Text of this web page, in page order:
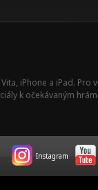
iPhone a iPad.
k očekávaným
Instagram